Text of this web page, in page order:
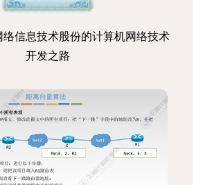
信息技术股份的计算机网络技术
开发之路